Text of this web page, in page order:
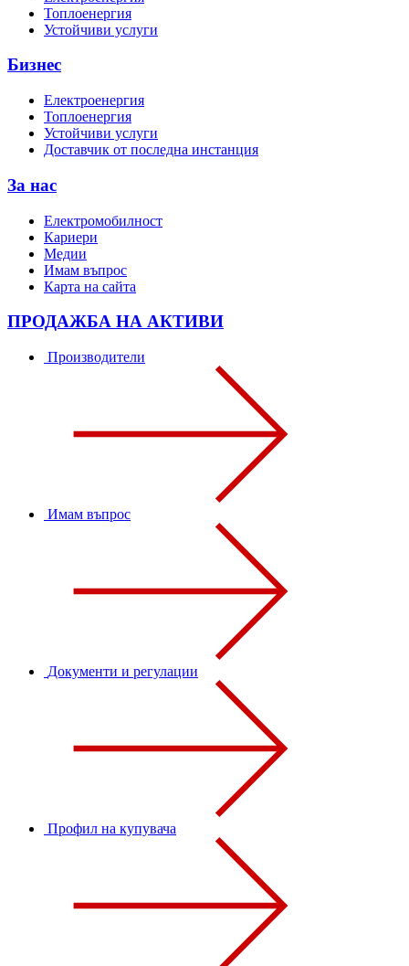
Топлоенергия
Устойчиви услуги
Бизнес
Електроенергия
Топлоенергия
Устойчиви услуги
Доставчик от последна инстанция
За нас
Електромобилност
Кариери
Медии
Имам въпрос
Карта на сайта
ПРОДАЖБА НА АКТИВИ
Производители
Имам въпрос
Документи и регулации
Профил на купувача